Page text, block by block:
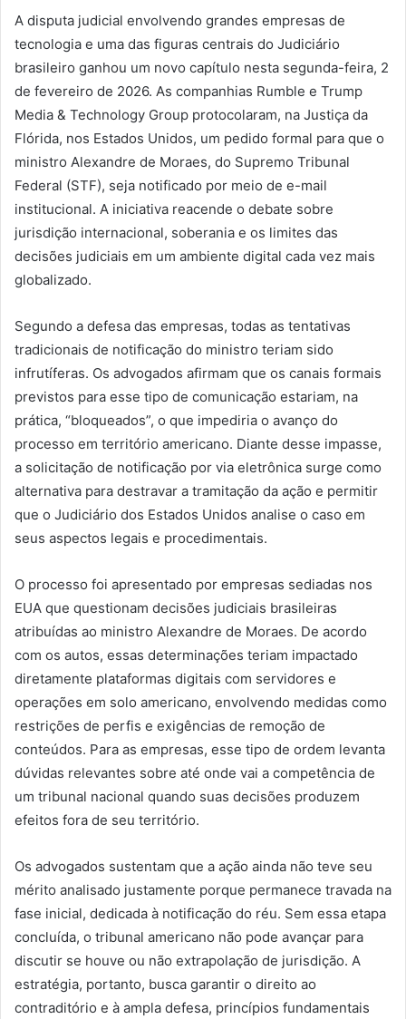
A disputa judicial envolvendo grandes empresas de
tecnologia e uma das figuras centrais do Judiciário
brasileiro ganhou um novo capítulo nesta segunda-feira, 2
de fevereiro de 2026. As companhias Rumble e Trump
Media & Technology Group protocolaram, na Justiça da
Flórida, nos Estados Unidos, um pedido formal para que o
ministro Alexandre de Moraes, do Supremo Tribunal
Federal (STF), seja notificado por meio de e-mail
institucional. A iniciativa reacende o debate sobre
jurisdição internacional, soberania e os limites das
decisões judiciais em um ambiente digital cada vez mais
globalizado.
Segundo a defesa das empresas, todas as tentativas
tradicionais de notificação do ministro teriam sido
infrutíferas. Os advogados afirmam que os canais formais
previstos para esse tipo de comunicação estariam, na
prática, “bloqueados”, o que impediria o avanço do
processo em território americano. Diante desse impasse,
a solicitação de notificação por via eletrônica surge como
alternativa para destravar a tramitação da ação e permitir
que o Judiciário dos Estados Unidos analise o caso em
seus aspectos legais e procedimentais.
O processo foi apresentado por empresas sediadas nos
EUA que questionam decisões judiciais brasileiras
atribuídas ao ministro Alexandre de Moraes. De acordo
com os autos, essas determinações teriam impactado
diretamente plataformas digitais com servidores e
operações em solo americano, envolvendo medidas como
restrições de perfis e exigências de remoção de
conteúdos. Para as empresas, esse tipo de ordem levanta
dúvidas relevantes sobre até onde vai a competência de
um tribunal nacional quando suas decisões produzem
efeitos fora de seu território.
Os advogados sustentam que a ação ainda não teve seu
mérito analisado justamente porque permanece travada na
fase inicial, dedicada à notificação do réu. Sem essa etapa
concluída, o tribunal americano não pode avançar para
discutir se houve ou não extrapolação de jurisdição. A
estratégia, portanto, busca garantir o direito ao
contraditório e à ampla defesa, princípios fundamentais